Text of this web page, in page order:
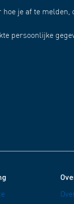
je af te melden,
persoonlijke